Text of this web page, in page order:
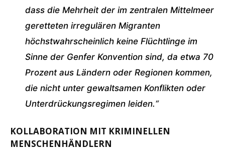
dass die Mehrheit der im zentralen Mittelmeer
geretteten irregulären Migranten
höchstwahrscheinlich keine Flüchtlinge im
Sinne der Genfer Konvention sind, da etwa 70
Prozent aus Ländern oder Regionen kommen,
die nicht unter gewaltsamen Konflikten oder
Unterdrückungsregimen leiden.“
KOLLABORATION MIT KRIMINELLEN
MENSCHENHÄNDLERN